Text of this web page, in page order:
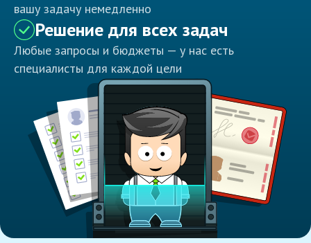
вашу задачу немедленно
Решение для всех задач
Любые запросы и бюджеты — у нас есть
специалисты для каждой цели